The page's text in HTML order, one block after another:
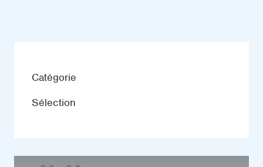
Catégorie
Sélection